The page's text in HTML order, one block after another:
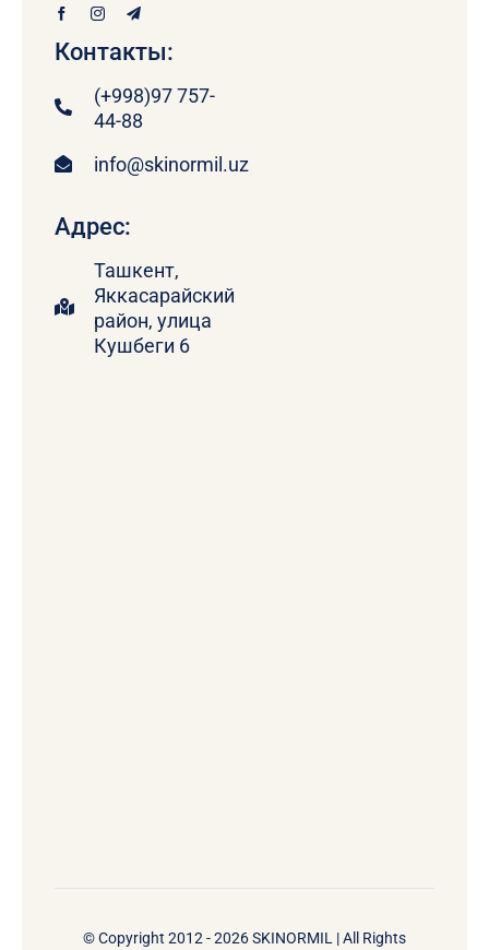
Контакты:
(+998)97 757-
44-88
info@skinormil.uz
Адрес:
Ташкент,
Яккасарайский
район, улица
Кушбеги 6
© Copyright 2012 - 2026 SKINORMIL | All Rights